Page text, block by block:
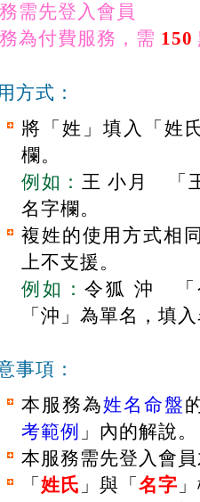
需先登入會員
為付費服務，需 150
方式：
將「姓」填入「姓
欄。
例如：王 小月 「
名字欄。
複姓的使用方式相
上不支援。
例如：令狐 沖 「
「沖」為單名，填
事項：
本服務為姓名命盤
考範例 」內的解說。
本服務需先登入會
「 姓氏 」與「 名字